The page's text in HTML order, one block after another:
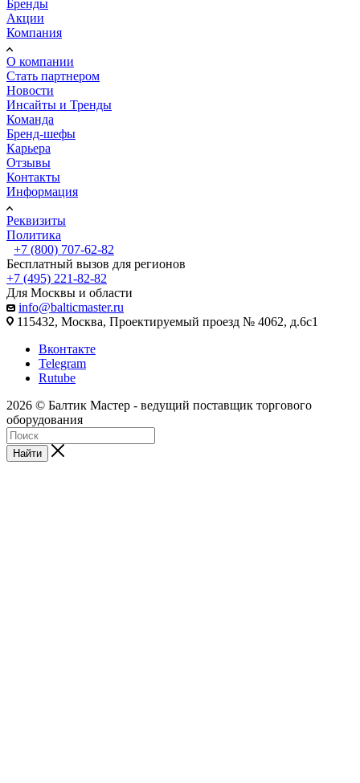
Бренды
Акции
Компания
О компании
Стать партнером
Новости
Инсайты и Тренды
Команда
Бренд-шефы
Карьера
Отзывы
Контакты
Информация
Реквизиты
Политика
+7 (800) 707-62-82
Бесплатный вызов для регионов
+7 (495) 221-82-82
Для Москвы и области
info@balticmaster.ru
115432, Москва, Проектируемый проезд № 4062, д.6с1
Вконтакте
Telegram
Rutube
2026 © Балтик Мастер - ведущий поставщик торгового
оборудования
Найти